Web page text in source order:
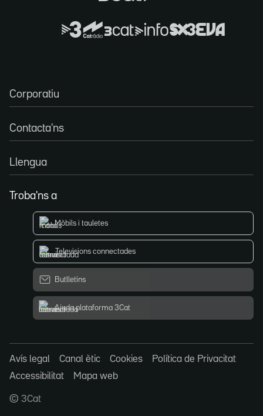
Corporatiu
Contacta'ns
Llengua
Troba'ns a
Mòbils i tauletes
Televisions connectades
Butlletins
Ajuda plataforma 3Cat
Avís legal Canal ètic Cookies
Política de Privacitat
Accessibilitat
Mapa web
© 3Cat